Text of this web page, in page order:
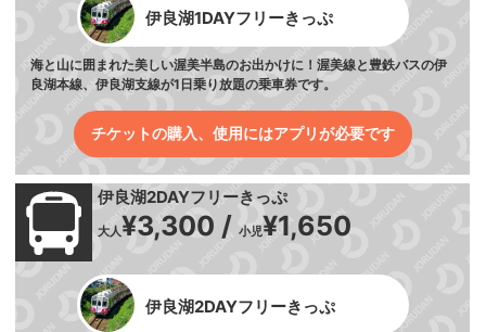
伊良湖1DAYフリーきっぷ
海と山に囲まれた美しい渥美半島のお出かけに！渥美線と豊鉄バスの伊
良湖本線、伊良湖支線が1日乗り放題の乗車券です。
チケットの購入、使用にはアプリが必要です
伊良湖2DAYフリーきっぷ
大人¥3,300 /小児¥1,650
伊良湖2DAYフリーきっぷ